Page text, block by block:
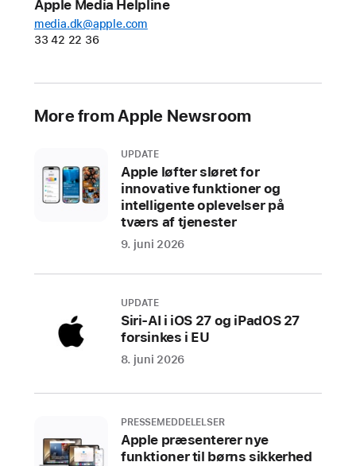
har
skabt
brugerne
App Store
CUPERTINO,
CALIFORNIEN
løftet
sløret
App Store Awards
2024
Apple Media Helpline
media.dk@apple.com
33 42 22 36
More from Apple Newsroom
UPDATE
Apple løfter sløret for
innovative funktioner og
intelligente oplevelser på
tværs af tjenester
9. juni 2026
UPDATE
Siri-AI i iOS 27 og iPadOS 27
forsinkes i EU
8. juni 2026
PRESSEMEDDELELSER
Apple præsenterer nye
funktioner til børns sikkerhed